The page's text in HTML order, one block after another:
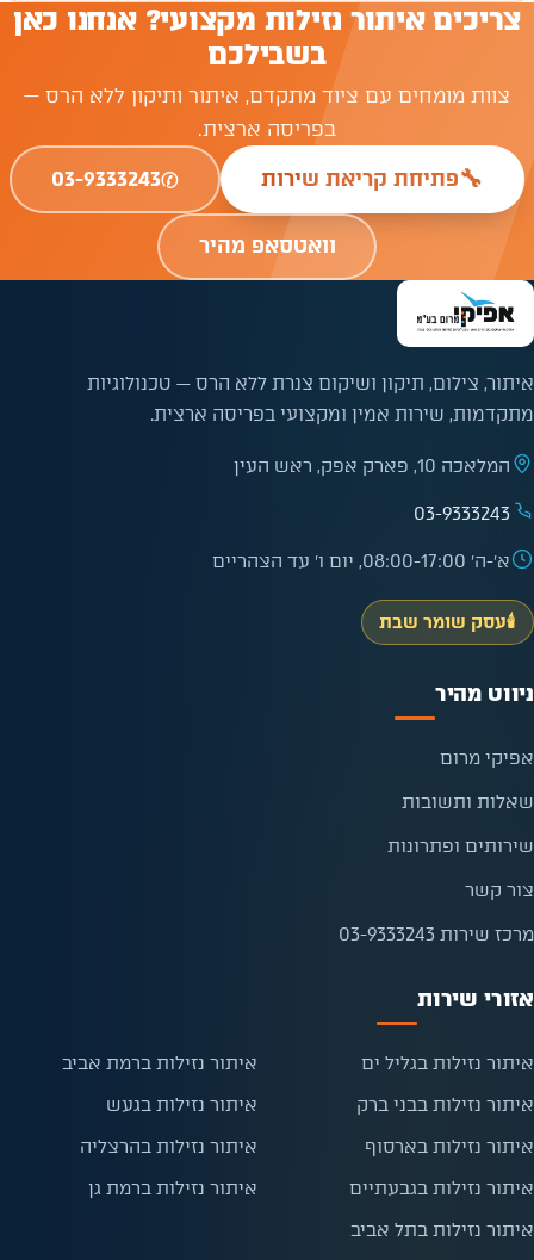
צריכים איתור נזילות מקצועי? אנחנו כאן
בשבילכם
צוות מומחים עם ציוד מתקדם, איתור ותיקון ללא הרס —
בפריסה ארצית.
🔧פתיחת קריאת שירות ✆
03-9333243
וואטסאפ מהיר
איתור, צילום, תיקון ושיקום צנרת ללא הרס — טכנולוגיות
מתקדמות, שירות אמין ומקצועי בפריסה ארצית.
המלאכה 10, פארק אפק, ראש העין
03-9333243
א׳-ה׳ 08:00-17:00, יום ו׳ עד הצהריים
🕯️עסק שומר שבת
ניווט מהיר
אפיקי מרום
שאלות ותשובות
שירותים ופתרונות
צור קשר
מרכז שירות 03-9333243
אזורי שירות
איתור נזילות בגליל ים
איתור נזילות ברמת אביב
איתור נזילות בבני ברק
איתור נזילות בגעש
איתור נזילות בארסוף
איתור נזילות בהרצליה
איתור נזילות בגבעתיים
איתור נזילות ברמת גן
איתור נזילות בתל אביב